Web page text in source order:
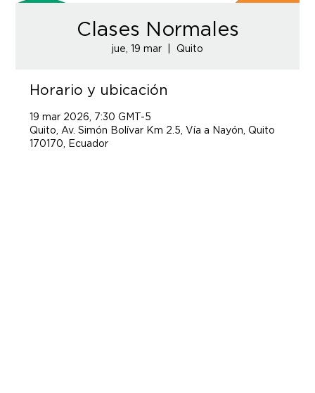
Clases Normales
jue, 19 mar Quito
Horario y ubicación
19 mar 2026, 7:30 GMT-5
Quito, Av. Simón Bolívar Km 2.5, Vía a Nayón, Quito
170170, Ecuador